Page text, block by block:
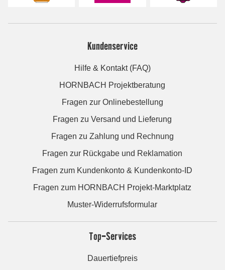
Kundenservice
Hilfe & Kontakt (FAQ)
HORNBACH Projektberatung
Fragen zur Onlinebestellung
Fragen zu Versand und Lieferung
Fragen zu Zahlung und Rechnung
Fragen zur Rückgabe und Reklamation
Fragen zum Kundenkonto & Kundenkonto-ID
Fragen zum HORNBACH Projekt-Marktplatz
Muster-Widerrufsformular
Top-Services
Dauertiefpreis